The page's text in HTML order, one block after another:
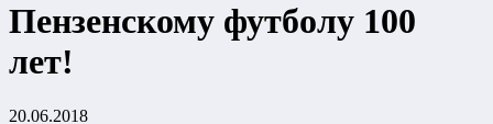
Пензенскому футболу 100
лет!
20.06.2018